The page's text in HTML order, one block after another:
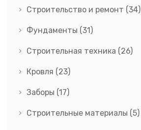
Строительство и ремонт (34)
Фундаменты (31)
Строительная техника (26)
Кровля (23)
Заборы (17)
Строительные материалы (5)